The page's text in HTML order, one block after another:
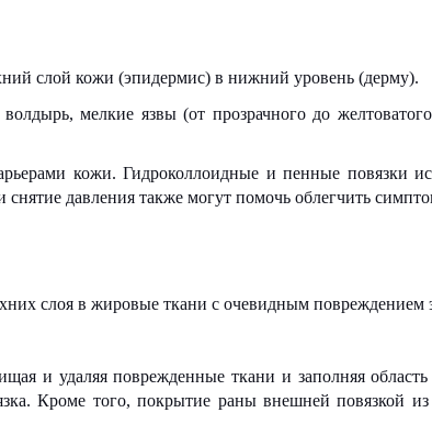
слой кожи (эпидермис) в нижний уровень (дерму).
мелкие язвы (от прозрачного до
кожи. Гидроколлоидные и пенные повязки
снятие давления также могут помочь облегчить
слоя в жировые ткани с очевидным повреждением
и удаляя поврежденные ткани и заполняя область
Кроме того, покрытие раны внешней повязкой